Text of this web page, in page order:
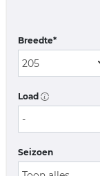
Breedte*
Load
Seizoen